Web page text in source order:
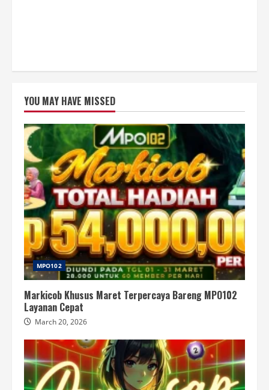
YOU MAY HAVE MISSED
MPO102
Markicob Khusus Maret Terpercaya Bareng MPO102
Layanan Cepat
March 20, 2026